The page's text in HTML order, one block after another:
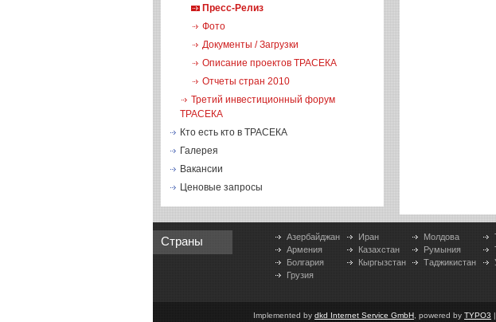
Пресс-Релиз
Фото
Документы / Загрузки
Описание проектов ТРАСЕКА
Отчеты стран 2010
Третий инвестиционный форум
ТРАСЕКА
Кто есть кто в ТРАСЕКА
Галерея
Вакансии
Ценовые запросы
Страны
Азербайджан
Армения
Болгария
Грузия
Иран
Казахстан
Кыргызстан
Молдова
Румыния
Таджикистан
Implemented by dkd Internet Service GmbH , powered by TYPO3